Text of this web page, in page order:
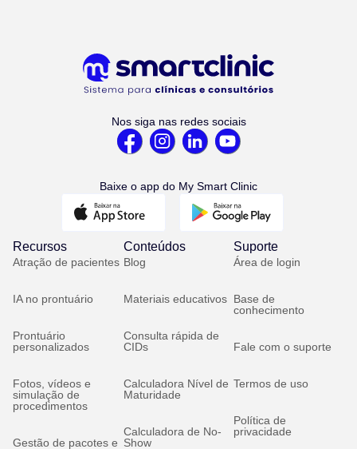
Nos siga nas redes sociais
Baixe o app do My Smart Clinic
Recursos
Atração de pacientes
IA no prontuário
Prontuário
personalizados
Fotos, vídeos e
simulação de
procedimentos
Gestão de pacotes e
Conteúdos
Blog
Materiais educativos
Consulta rápida de
CIDs
Calculadora Nível de
Maturidade
Calculadora de No-
Show
Suporte
Área de login
Base de
conhecimento
Fale com o suporte
Termos de uso
Política de
privacidade